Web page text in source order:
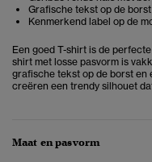
Grafische tekst op de borst
Kenmerkend label op de
Een goed T-shirt is de
shirt met losse pasvorm is
grafische tekst op de borst en
creëren een trendy silhouet
Maat en pasvorm